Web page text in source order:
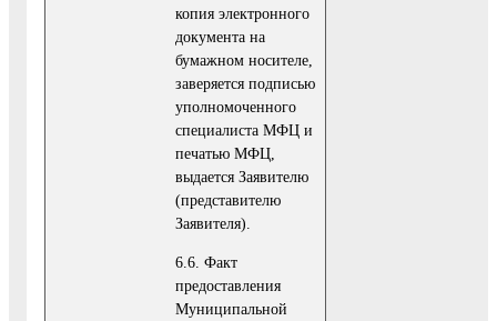
копия электронного
документа на
бумажном носителе,
заверяется подписью
уполномоченного
специалиста МФЦ и
печатью МФЦ,
выдается Заявителю
(представителю
Заявителя).
6.6. Факт
предоставления
Муниципальной